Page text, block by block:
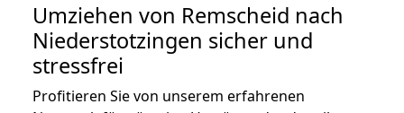
Umziehen von Remscheid nach
Niederstotzingen sicher und
stressfrei
Profitieren Sie von unserem erfahrenen